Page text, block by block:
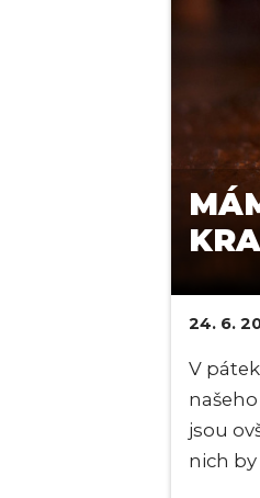
24. 6.
V
jsou
nich